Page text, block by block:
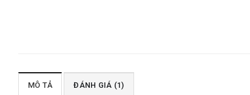
MÔ TẢ ĐÁNH GIÁ (1)